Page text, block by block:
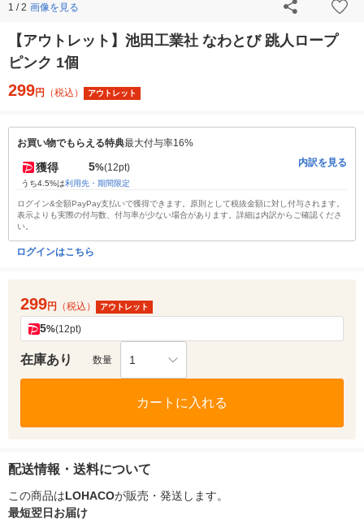
1 / 2 画像を見る
【アウトレット】池田工業社 なわとび 跳人ロープ
ピンク 1個
299円 （税込） アウトレット
お買い物でもらえる特典最大付与率16%
獲得 5%(12pt)
うち4.5%は利用先・期間限定
内訳を見る
ログイン&全額PayPay支払いで獲得できます。原則として税抜金額に対し付与されます。
表示よりも実際の付与数、付与率が少ない場合があります。詳細は内訳からご確認くださ
い。
ログインはこちら
299円 （税込） アウトレット
5%(12pt)
在庫あり 数量 1
カートに入れる
配送情報・送料について
この商品はLOHACOが販売・発送します。
最短翌日お届け